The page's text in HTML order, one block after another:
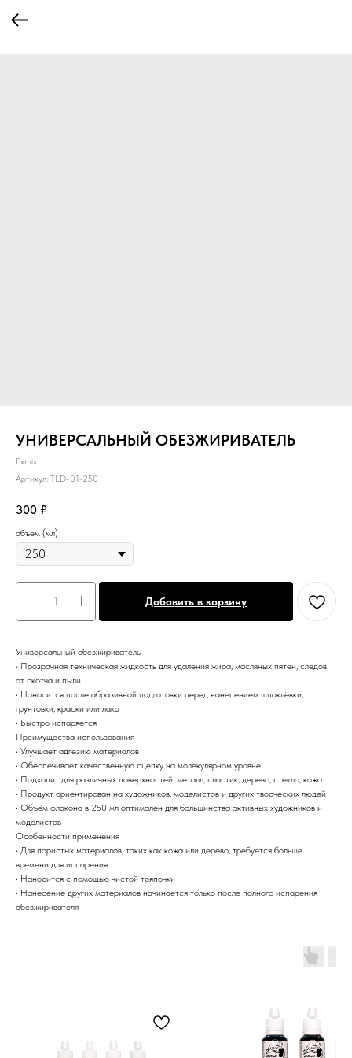
УНИВЕРСАЛЬНЫЙ ОБЕЗЖИРИВАТЕЛЬ
Exmix
Артикул: TLD-01-250
300 ₽
объем (мл)
Добавить в корзину
Универсальный обезжириватель
• Прозрачная техническая жидкость для удаления жира, масляных пятен, следов
от скотча и пыли
• Наносится после абразивной подготовки перед нанесением шпаклёвки,
грунтовки, краски или лака
• Быстро испаряется
Преимущества использования
• Улучшает адгезию материалов
• Обеспечивает качественную сцепку на молекулярном уровне
• Подходит для различных поверхностей: металл, пластик, дерево, стекло, кожа
• Продукт ориентирован на художников, моделистов и других творческих людей
• Объём флакона в 250 мл оптимален для большинства активных художников и
моделистов
Особенности применения
• Для пористых материалов, таких как кожа или дерево, требуется больше
времени для испарения
• Наносится с помощью чистой тряпочки
• Нанесение других материалов начинается только после полного испарения
обезжиривателя